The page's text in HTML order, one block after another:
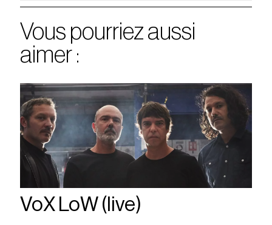
Vous pourriez aussi
aimer :
VoX LoW (live)